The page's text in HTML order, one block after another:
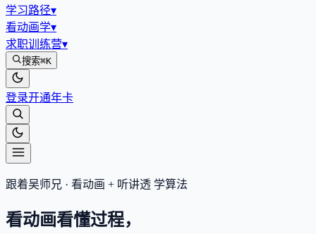
学习路径▾
看动画学▾
求职训练营▾
搜索⌘K
登录开通年卡
跟着吴师兄 · 看动画 + 听讲透 学算法
看动画看懂过程，